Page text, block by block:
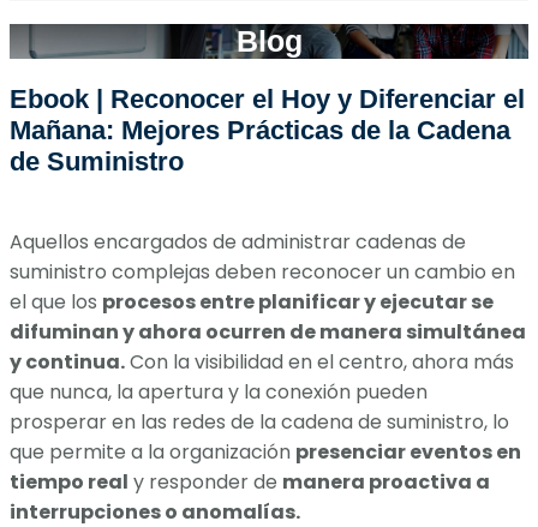
Blog
Ebook | Reconocer el Hoy y Diferenciar el
Mañana: Mejores Prácticas de la Cadena
de Suministro
Aquellos encargados de administrar cadenas de
suministro complejas deben reconocer un cambio en
el que los procesos entre planificar y ejecutar se
difuminan y ahora ocurren de manera simultánea
y continua.Con la visibilidad en el centro, ahora más
que nunca, la apertura y la conexión pueden
prosperar en las redes de la cadena de suministro, lo
que permite a la organización presenciar eventos en
tiempo real y responder de manera proactiva a
interrupciones o anomalías.